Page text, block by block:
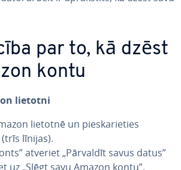
par to, kā dzēst
kontu
lietotni
lietotnē un pie­ska­rie­ties
līnijas).
atveriet „Pārvaldīt savus datus”
uz „Slēgt savu Amazon kontu”.